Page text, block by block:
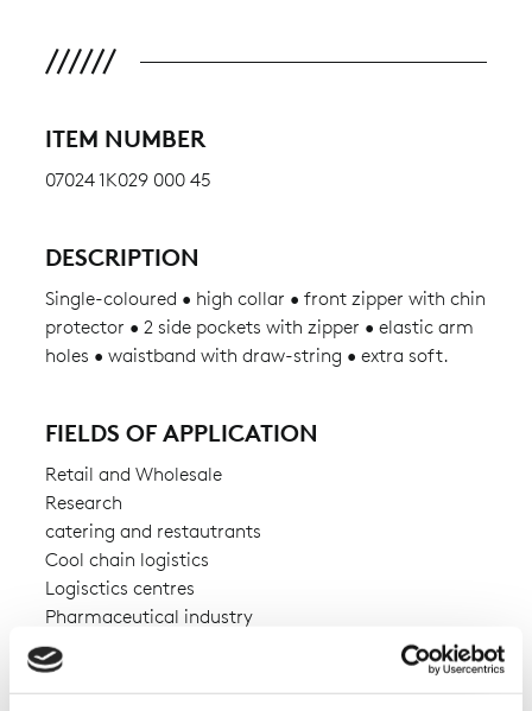
ITEM NUMBER
07024 1K029 000 45
DESCRIPTION
Single-coloured • high collar • front zipper with chin
protector • 2 side pockets with zipper • elastic arm
holes • waistband with draw-string • extra soft.
FIELDS OF APPLICATION
Retail and Wholesale
Research
catering and restautrants
Cool chain logistics
Logisctics centres
Pharmaceutical industry
AVAILABILITY